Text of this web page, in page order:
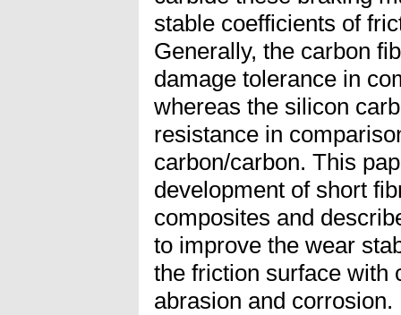
stable coefficients of
Generally, the carbon
damage tolerance in
whereas the silicon
resistance in
carbon/carbon. This
development of short
composites and
to improve the wear
the friction surface with
abrasion and corrosion.